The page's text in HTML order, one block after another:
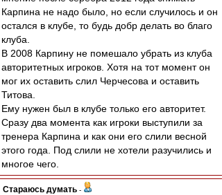
Карпина не надо было, но если случилось и он
остался в клубе, то будь добр делать во благо
клуба.
В 2008 Карпину не помешало убрать из клуба
авторитетных игроков. Хотя на тот момент он
мог их оставить слил Черчесова и оставить
Титова.
Ему нужен был в клубе только его авторитет.
Сразу два момента как игроки выступили за
тренера Карпина и как они его слили весной
этого года. Под слили не хотели разучились и
многое чего.
Стараюсь думать -